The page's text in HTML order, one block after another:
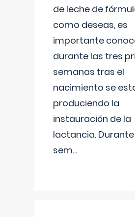
de leche de
como deseas, es
importante
durante las tres
semanas tras el
nacimiento se
produciendo la
instauración de la
lactancia.
sem...